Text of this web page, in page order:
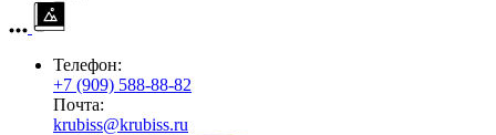
Телефон:
+7 (909) 588-88-82
Почта:
krubiss@krubiss.ru